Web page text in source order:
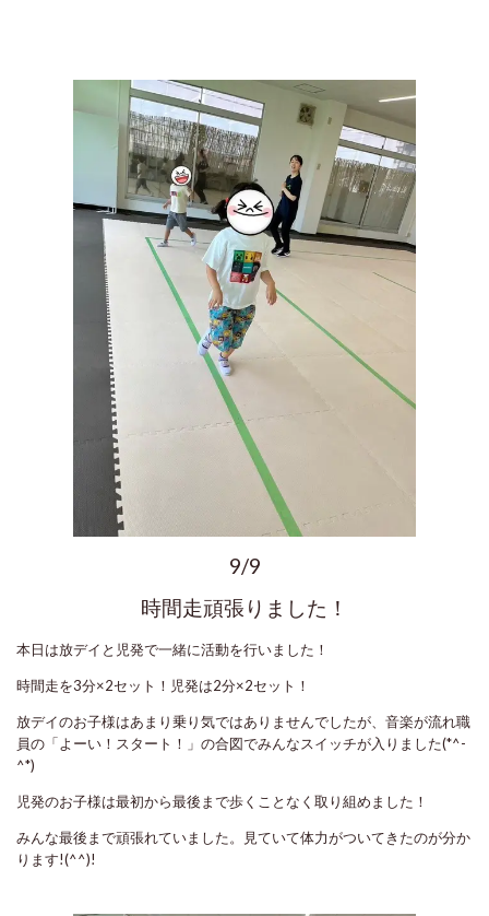
9/9
時間走頑張りました！
本日は放デイと児発で一緒に活動を行いました！
時間走を3分×2セット！児発は2分×2セット！
放デイのお子様はあまり乗り気ではありませんでしたが、音楽が流れ職
員の「よーい！スタート！」の合図でみんなスイッチが入りました(*^-
^*)
児発のお子様は最初から最後まで歩くことなく取り組めました！
みんな最後まで頑張れていました。見ていて体力がついてきたのが分か
ります!(^^)!